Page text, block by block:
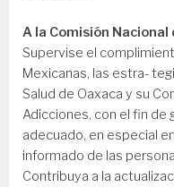
A la Comisión
Supervise el
Mexicanas, las estra-
Salud de Oaxaca y su
Adicciones, con el fin de
adecuado, en especial
informado de las
Contribuya a la